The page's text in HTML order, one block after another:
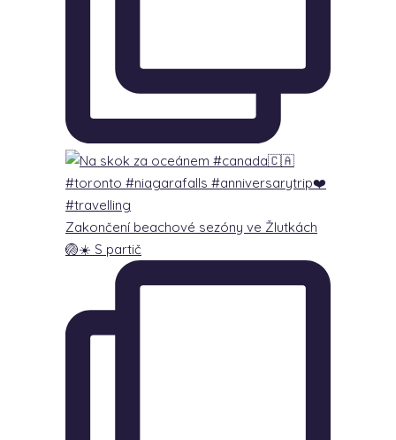
Zakončení beachové sezóny ve Žlutkách
🏐☀️ S partič